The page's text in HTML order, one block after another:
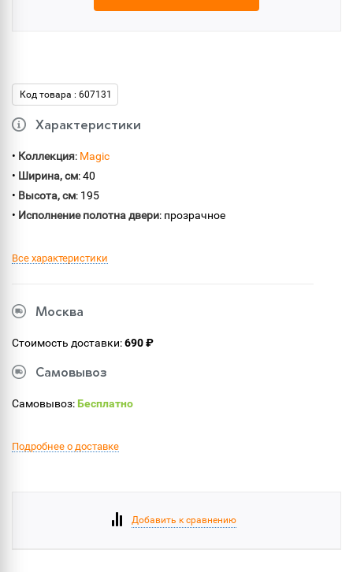
Код товара : 607131
Характеристики
• Коллекция: Magic
• Ширина, см: 40
• Высота, см: 195
• Исполнение полотна двери: прозрачное
Все характеристики
Москва
Стоимость доставки:690 ₽
Самовывоз
Самовывоз:Бесплатно
Подробнее о доставке
Добавить к сравнению